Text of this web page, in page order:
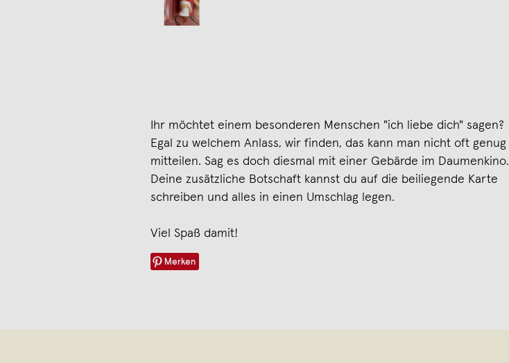
Ihr möchtet einem besonderen Menschen "ich liebe dich" sagen?
Egal zu welchem Anlass, wir finden, das kann man nicht oft genug
mitteilen. Sag es doch diesmal mit einer Gebärde im Daumenkino.
Deine zusätzliche Botschaft kannst du auf die beiliegende Karte
schreiben und alles in einen Umschlag legen.
Viel Spaß damit!
Merken